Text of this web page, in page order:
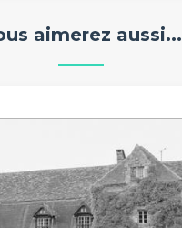
aimerez aussi...